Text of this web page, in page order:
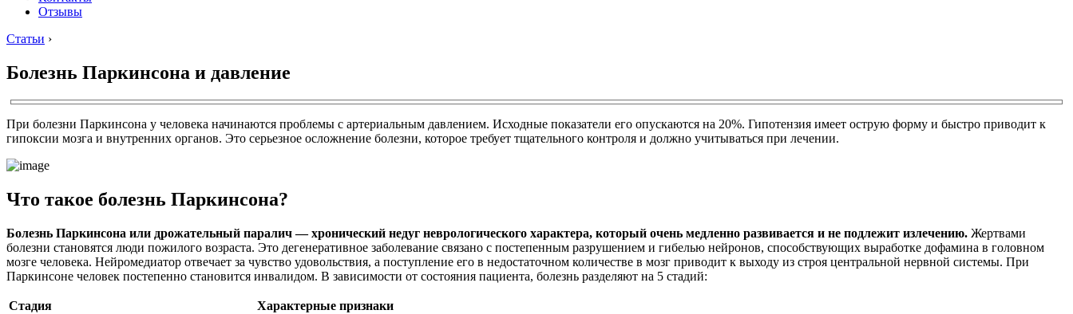
Отзывы
Статьи ›
Болезнь Паркинсона и давление
При болезни Паркинсона у человека начинаются проблемы с артериальным давлением. Исходные показатели его опускаются на 20%. Гипотензия имеет острую форму и быстро приводит к
гипоксии мозга и внутренних органов. Это серьезное осложнение болезни, которое требует тщательного контроля и должно учитываться при лечении.
Что такое болезнь Паркинсона?
Болезнь Паркинсона или дрожательный паралич — хронический недуг неврологического характера, который очень медленно развивается и не подлежит излечению. Жертвами
болезни становятся люди пожилого возраста. Это дегенеративное заболевание связано с постепенным разрушением и гибелью нейронов, способствующих выработке дофамина в головном
мозге человека. Нейромедиатор отвечает за чувство удовольствия, а поступление его в недостаточном количестве в мозг приводит к выходу из строя центральной нервной системы. При
Паркинсоне человек постепенно становится инвалидом. В зависимости от состояния пациента, болезнь разделяют на 5 стадий:
Стадия
Характерные признаки